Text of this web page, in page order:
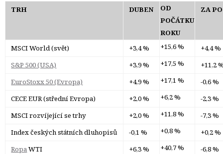
TRH DUBEN
OD
POČÁTKU
ROKU
ZA
MSCI World (svět) +3,4 % +15,6 %
+4,4 %
S&P 500 (USA)
+3,9 % +17,5 %
+11,2
EuroStoxx 50 (Evropa)
+4,9 % +17,1 %
-0,6 %
CECE EUR (střední Evropa)
+2,0 % +6,2 %
-2,3 %
MSCI rozvíjející se trhy
+2,0 % +11,8 %
-7,3 %
Index českých státních dluhopisů
-0,1 % +0,8 %
+0,2 %
RopaWTI +6,3 % +40,7 %
-6,8 %